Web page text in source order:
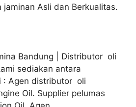
jaminan Asli dan Berkualitas.
Bandung | Distributor oli
sediakan antara
: Agen distributor oli
Oil. Supplier pelumas